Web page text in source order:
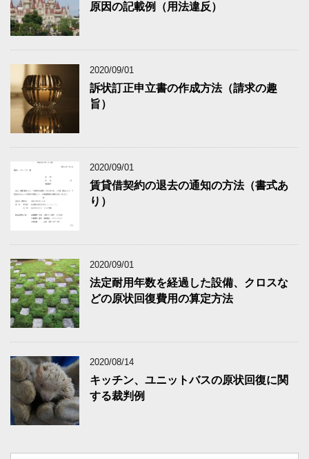
原因の記載例（用法違反）
2020/09/01
訴状訂正申立書の作成方法（請求の趣
旨）
2020/09/01
賃貸借契約の退去の通知の方法（書式あ
り）
2020/09/01
法定耐用年数を経過した設備、クロスな
どの原状回復費用の算定方法
2020/08/14
キッチン、ユニットバスの原状回復に関
する裁判例